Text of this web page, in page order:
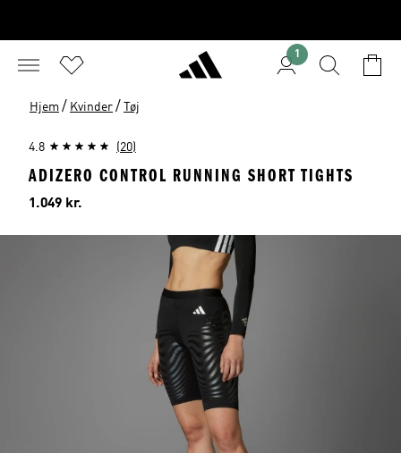
1
Hjem / Kvinder / Tøj
4.8 (20)
ADIZERO CONTROL RUNNING SHORT TIGHTS
Pris
1.049 kr.